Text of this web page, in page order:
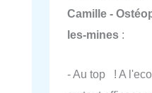
Camille -
les-mines :
- Au top ! A